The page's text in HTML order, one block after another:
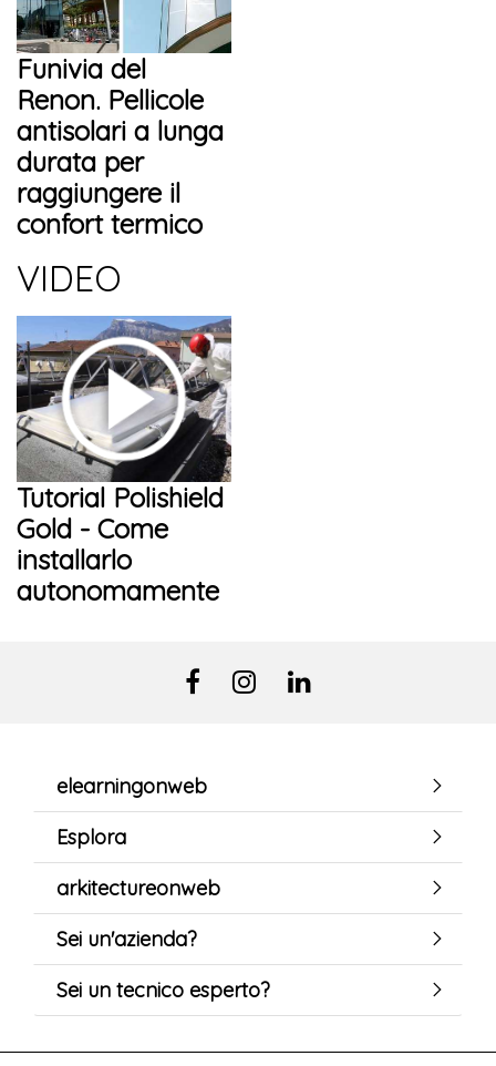
Funivia del
Renon. Pellicole
antisolari a lunga
durata per
raggiungere il
confort termico
VIDEO
Tutorial Polishield
Gold - Come
installarlo
autonomamente
elearningonweb
Esplora
arkitectureonweb
Sei un'azienda?
Sei un tecnico esperto?